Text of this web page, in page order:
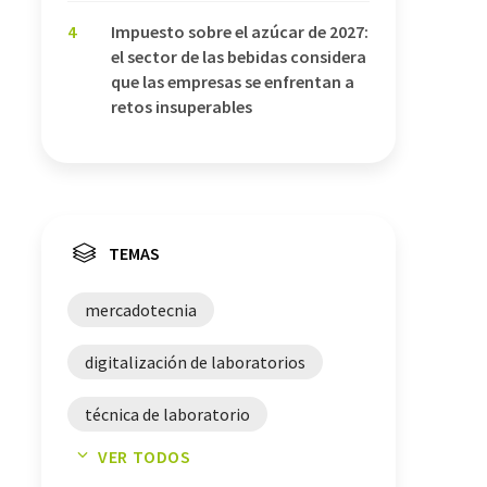
4
Impuesto sobre el azúcar de 2027:
el sector de las bebidas considera
que las empresas se enfrentan a
retos insuperables
TEMAS
mercadotecnia
digitalización de laboratorios
técnica de laboratorio
comunicación
VER TODOS